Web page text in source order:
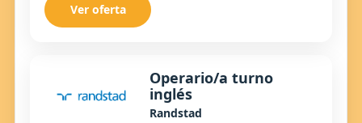
Ver oferta
Operario/a turno
inglés
Randstad